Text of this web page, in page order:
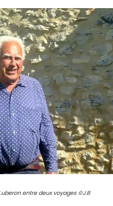
entre deux voyages ©J.B